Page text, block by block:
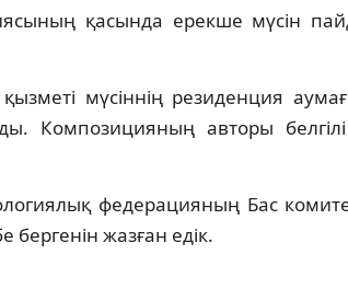
қасында ерекше мүсін
мүсіннің резиденция
Композицияның авторы
федерацияның Бас
жазған едік.